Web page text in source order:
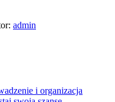
admin
i organizacja